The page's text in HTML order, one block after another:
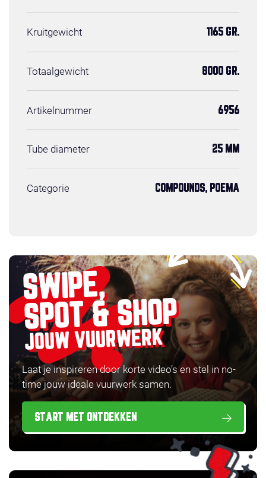
Kruitgewicht 1165 GR.
Totaalgewicht 8000 GR.
Artikelnummer 6956
Tube diameter 25 MM
Categorie COMPOUNDS, POEMA
SWIPE,
SPOT & SHOP
JOUW VUURWERK
Laat je inspireren door korte video’s en stel in no-
time jouw ideale vuurwerk samen.
START MET ONTDEKKEN